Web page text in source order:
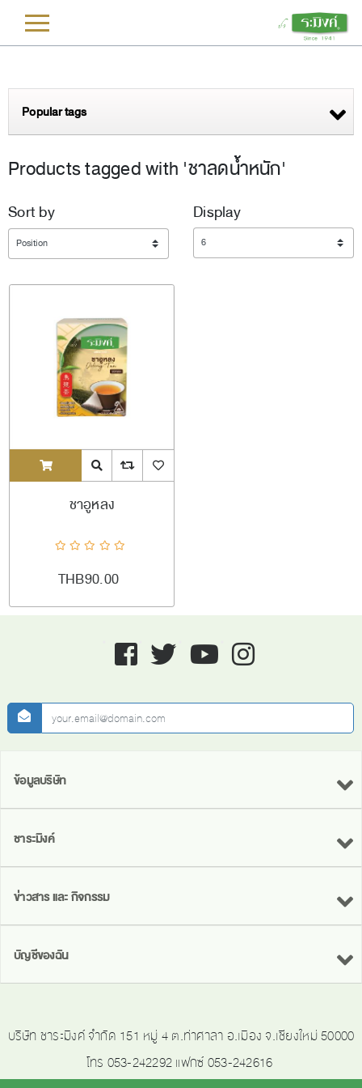
Popular tags
Products tagged with 'ชาลดน้ำหนัก'
Sort by
Display
Display
ADDTOCART Quick ViewAddToCompareList
AddToWishlist
ชาอูหลง
THB90.00
Facebook twitter youtube instagram
newsletter
ข้อมูลบริษัท
ชาระมิงค์
ข่าวสาร และ กิจกรรม
บัญชีของฉัน
บริษัท ชาระมิงค์ จำกัด 151 หมู่ 4 ต.ท่าศาลา อ.เมือง จ.เชียงใหม่ 50000
โทร 053-242292 แฟกซ์ 053-242616